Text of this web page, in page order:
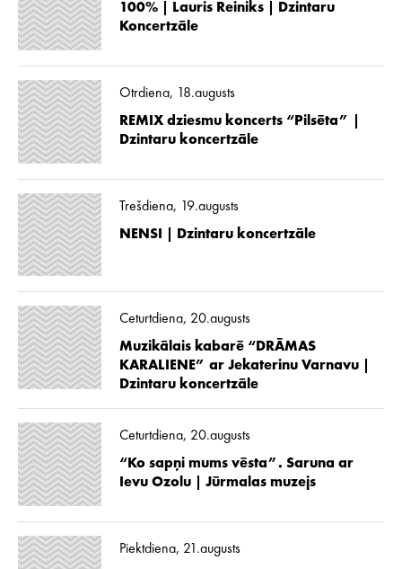
100% | Lauris Reiniks | Dzintaru
Koncertzāle
Otrdiena, 18.augusts
REMIX dziesmu koncerts “Pilsēta” |
Dzintaru koncertzāle
Trešdiena, 19.augusts
NENSI | Dzintaru koncertzāle
Ceturtdiena, 20.augusts
Muzikālais kabarē “DRĀMAS
KARALIENE” ar Jekaterinu Varnavu |
Dzintaru koncertzāle
Ceturtdiena, 20.augusts
“Ko sapņi mums vēsta”. Saruna ar
Ievu Ozolu | Jūrmalas muzejs
Piektdiena, 21.augusts